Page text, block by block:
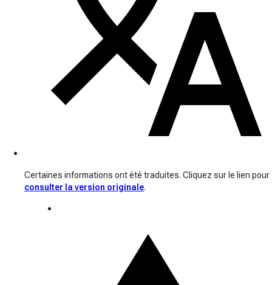
Certaines informations ont été traduites. Cliquez sur le lien pour
consulter la version originale.